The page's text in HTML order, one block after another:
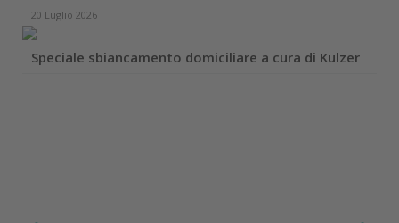
20 Luglio 2026
Speciale sbiancamento domiciliare a cura di Kulzer